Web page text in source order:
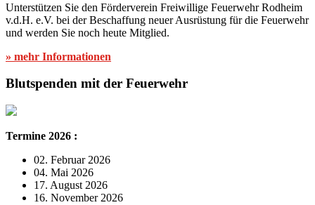
Unterstützen Sie den Förderverein Freiwillige Feuerwehr Rodheim
v.d.H. e.V. bei der Beschaffung neuer Ausrüstung für die Feuerwehr
und werden Sie noch heute Mitglied.
» mehr Informationen
Blutspenden mit der Feuerwehr
Termine 2026 :
02. Februar 2026
04. Mai 2026
17. August 2026
16. November 2026